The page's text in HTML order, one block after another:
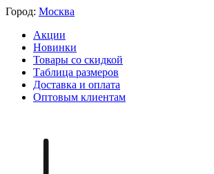
Город: Москва
Акции
Новинки
Товары со скидкой
Таблица размеров
Доставка и оплата
Оптовым клиентам